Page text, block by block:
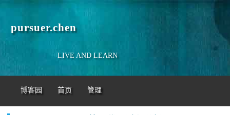
pursuer.chen
LIVE AND LEARN
博客园 首页 管理